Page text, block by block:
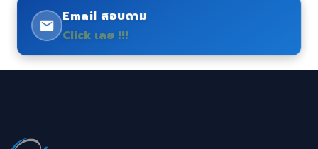
Email สอบถาม
Click เลย !!!